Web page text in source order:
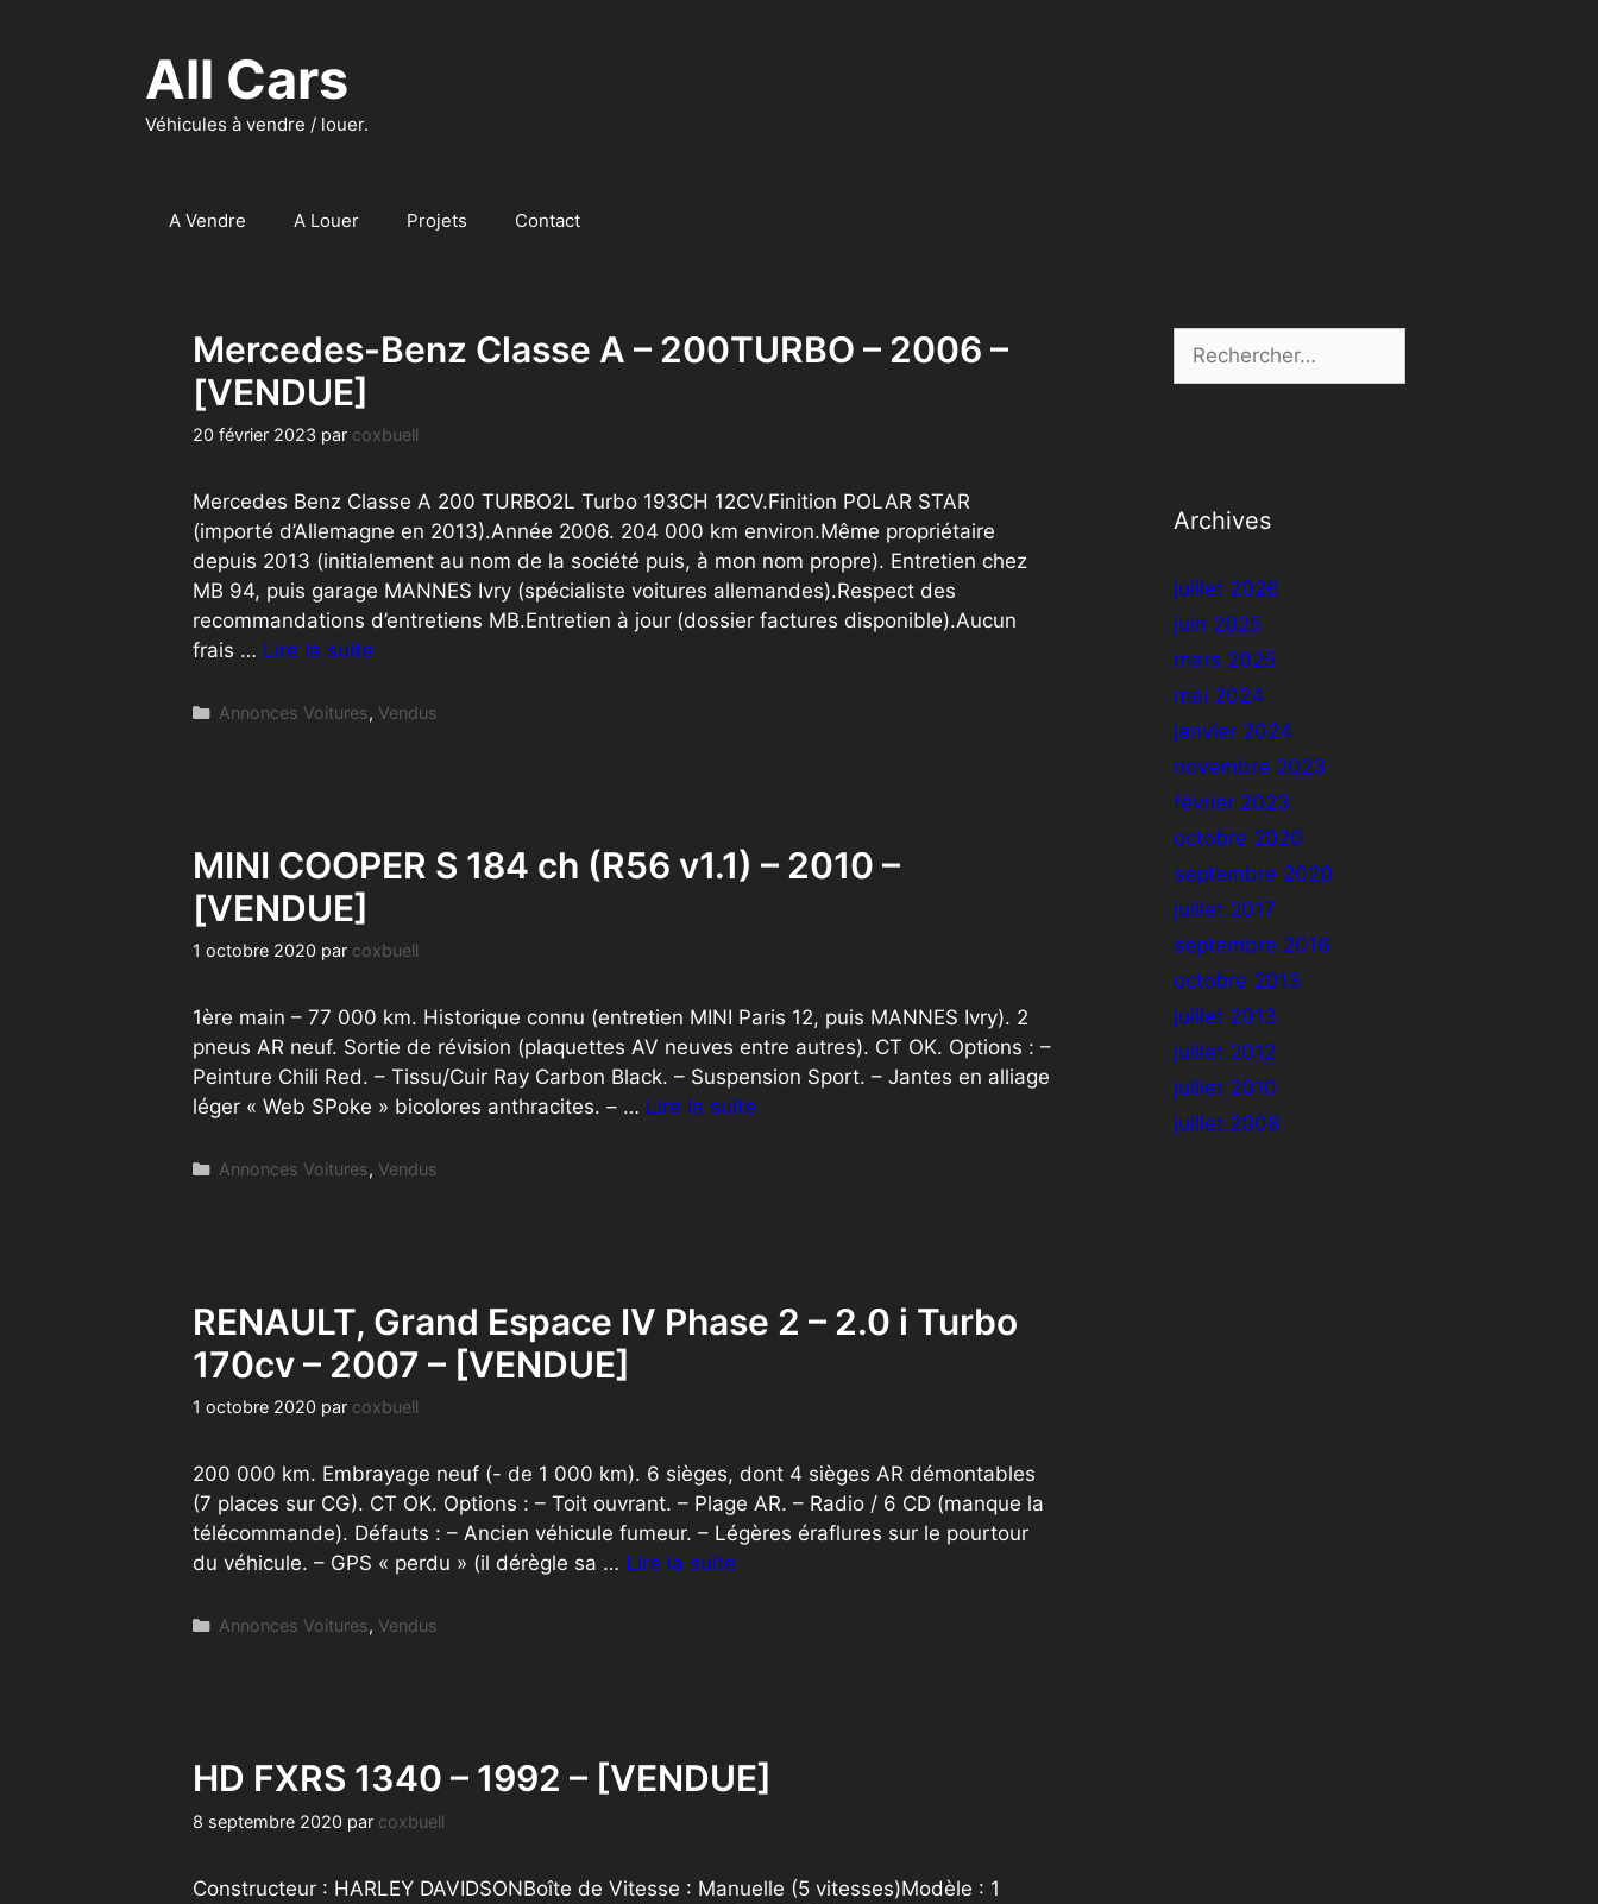
All Cars
Véhicules à vendre / louer.
A Vendre A Louer Projets Contact
Mercedes-Benz Classe A – 200TURBO – 2006 –
[VENDUE]
20 février 2023 par coxbuell
Mercedes Benz Classe A 200 TURBO2L Turbo 193CH 12CV.Finition POLAR STAR
(importé d’Allemagne en 2013).Année 2006. 204 000 km environ.Même propriétaire
depuis 2013 (initialement au nom de la société puis, à mon nom propre). Entretien chez
MB 94, puis garage MANNES Ivry (spécialiste voitures allemandes).Respect des
recommandations d’entretiens MB.Entretien à jour (dossier factures disponible).Aucun
frais … Lire la suite
Catégories
Annonces Voitures, Vendus
MINI COOPER S 184 ch (R56 v1.1) – 2010 –
[VENDUE]
1 octobre 2020 par coxbuell
1ère main – 77 000 km. Historique connu (entretien MINI Paris 12, puis MANNES Ivry). 2
pneus AR neuf. Sortie de révision (plaquettes AV neuves entre autres). CT OK. Options : –
Peinture Chili Red. – Tissu/Cuir Ray Carbon Black. – Suspension Sport. – Jantes en alliage
léger « Web SPoke » bicolores anthracites. – … Lire la suite
Catégories
Annonces Voitures, Vendus
RENAULT, Grand Espace IV Phase 2 – 2.0 i Turbo
170cv – 2007 – [VENDUE]
1 octobre 2020 par coxbuell
200 000 km. Embrayage neuf (- de 1 000 km). 6 sièges, dont 4 sièges AR démontables
(7 places sur CG). CT OK. Options : – Toit ouvrant. – Plage AR. – Radio / 6 CD (manque la
télécommande). Défauts : – Ancien véhicule fumeur. – Légères éraflures sur le pourtour
du véhicule. – GPS « perdu » (il dérègle sa … Lire la suite
Catégories
Annonces Voitures, Vendus
HD FXRS 1340 – 1992 – [VENDUE]
8 septembre 2020 par coxbuell
Constructeur : HARLEY DAVIDSONBoîte de Vitesse : Manuelle (5 vitesses)Modèle : 1
Rechercher :
Archives
juillet 2026
juin 2025
mars 2025
mai 2024
janvier 2024
novembre 2023
février 2023
octobre 2020
septembre 2020
juillet 2017
septembre 2016
octobre 2013
juillet 2013
juillet 2012
juillet 2010
juillet 2008